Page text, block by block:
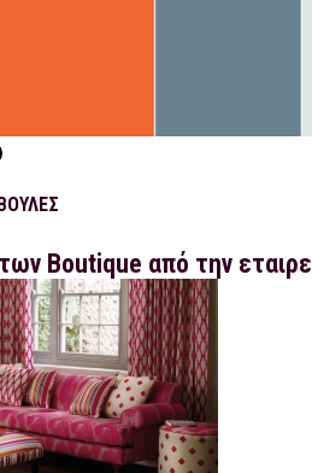
Boutique από την